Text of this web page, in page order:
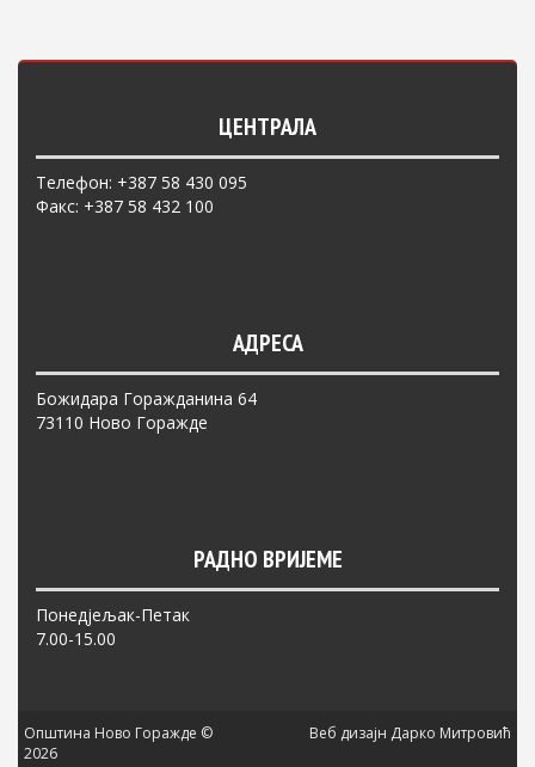
ЦЕНТРАЛА
Телефон: +387 58 430 095
Факс: +387 58 432 100
АДРЕСА
Божидара Горажданина 64
73110 Ново Горажде
РАДНО ВРИЈЕМЕ
Понедјељак-Петак
7.00-15.00
Општина Ново Горажде ©
2026
Веб дизајн Дарко Митровић